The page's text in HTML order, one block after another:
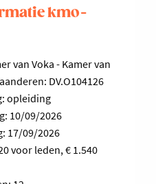
kmo-
van Voka - Kamer van
DV.O104126
opleiding
10/09/2026
17/09/2026
voor leden, € 1.540